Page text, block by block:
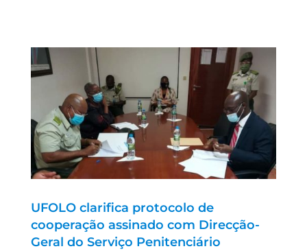
UFOLO clarifica protocolo de
cooperação assinado com Direcção-
Geral do Serviço Penitenciário